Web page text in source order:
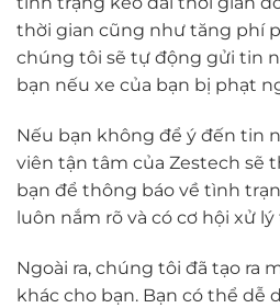
thời gian cũng như tăng phí
chúng tôi sẽ tự động gửi tin
bạn nếu xe của bạn bị phạt
Nếu bạn không để ý đến tin
viên tận tâm của Zestech sẽ
bạn để thông báo về tình
luôn nắm rõ và có cơ hội xử
Ngoài ra, chúng tôi đã tạo ra
khác cho bạn. Bạn có thể dễ